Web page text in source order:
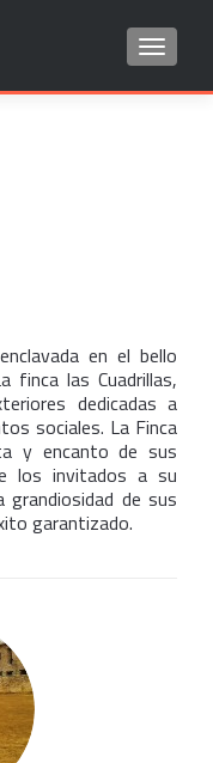
en el bello
finca las Cuadrillas,
dedicadas a
sociales. La Finca
y encanto de sus
los invitados a su
de sus
garantizado.